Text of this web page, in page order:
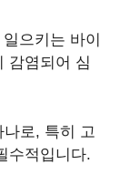
으키는 바이
감염되어 심
나로, 특히 고
수적입니다.